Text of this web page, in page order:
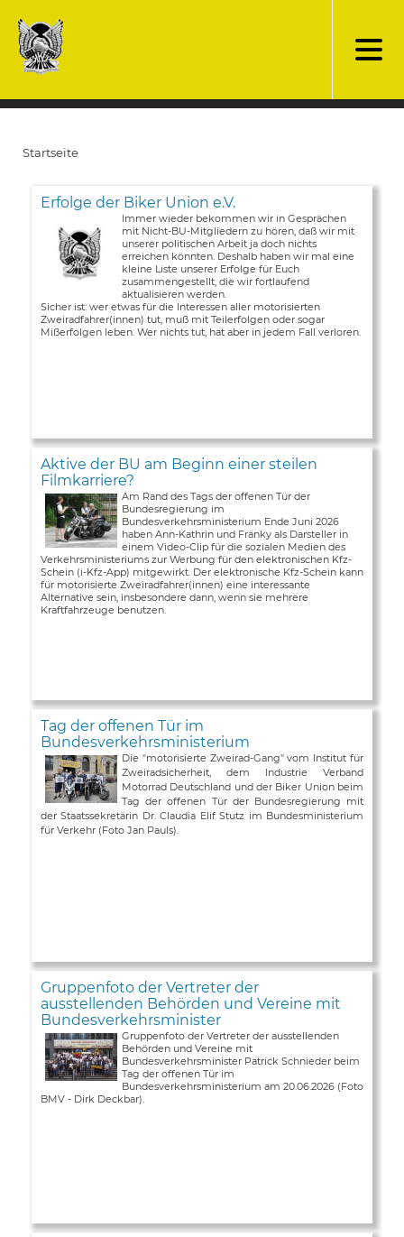
zum
Inhalt
Startseite
Erfolge der Biker Union e.V.
Immer wieder bekommen wir in Gesprächen
mit Nicht-BU-Mitgliedern zu hören, daß wir mit
unserer politischen Arbeit ja doch nichts
erreichen könnten. Deshalb haben wir mal eine
kleine Liste unserer Erfolge für Euch
zusammengestellt, die wir fortlaufend
aktualisieren werden.
Sicher ist: wer etwas für die Interessen aller motorisierten
Zweiradfahrer(innen) tut, muß mit Teilerfolgen oder sogar
Mißerfolgen leben. Wer nichts tut, hat aber in jedem Fall verloren.
Aktive der BU am Beginn einer steilen
Filmkarriere?
Am Rand des Tags der offenen Tür der
Bundesregierung im
Bundesverkehrsministerium Ende Juni 2026
haben Ann-Kathrin und Fränky als Darsteller in
einem Video-Clip für die sozialen Medien des
Verkehrsministeriums zur Werbung für den elektronischen Kfz-
Schein (i-Kfz-App) mitgewirkt. Der elektronische Kfz-Schein kann
für motorisierte Zweiradfahrer(innen) eine interessante
Alternative sein, insbesondere dann, wenn sie mehrere
Kraftfahrzeuge benutzen.
Tag der offenen Tür im
Bundesverkehrsministerium
Die "motorisierte Zweirad-Gang" vom Institut für
Zweiradsicherheit, dem Industrie Verband
Motorrad Deutschland und der Biker Union beim
Tag der offenen Tür der Bundesregierung mit
der Staatssekretärin Dr. Claudia Elif Stutz im Bundesministerium
für Verkehr (Foto Jan Pauls).
Gruppenfoto der Vertreter der
ausstellenden Behörden und Vereine mit
Bundesverkehrsminister
Gruppenfoto der Vertreter der ausstellenden
Behörden und Vereine mit
Bundesverkehrsminister Patrick Schnieder beim
Tag der offenen Tür im
Bundesverkehrsministerium am 20.06.2026 (Foto
BMV - Dirk Deckbar).